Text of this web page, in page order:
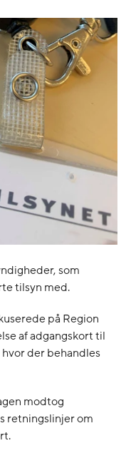
som
tilsyn med.
på Region
af adgangskort til
der behandles
modtog
retningslinjer om